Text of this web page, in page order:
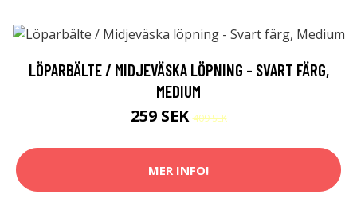
LÖPARBÄLTE / MIDJEVÄSKA LÖPNING - SVART FÄRG,
MEDIUM
259 SEK409 SEK
MER INFO!